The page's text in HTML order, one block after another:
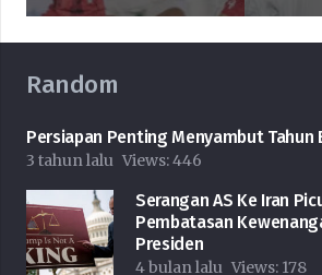
Random
Persiapan Penting Menyambut Tahun
3 tahun lalu Views:446
Serangan AS Ke Iran
Pembatasan
Presiden
4 bulan lalu Views: 178